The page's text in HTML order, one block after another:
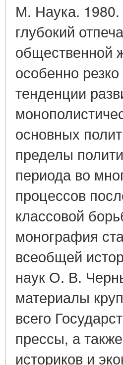
М. Наука.
глубокий
общественной
особенно
тенденции
основных
пределы
периода во
процессов
классовой
монография
всеобщей
наук О. В.
материалы
всего
прессы, а
историков и